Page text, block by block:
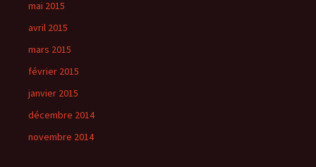
mai 2015
avril 2015
mars 2015
février 2015
janvier 2015
décembre 2014
novembre 2014